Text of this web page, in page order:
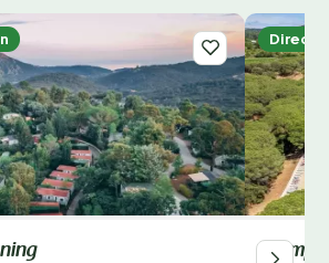
Direct